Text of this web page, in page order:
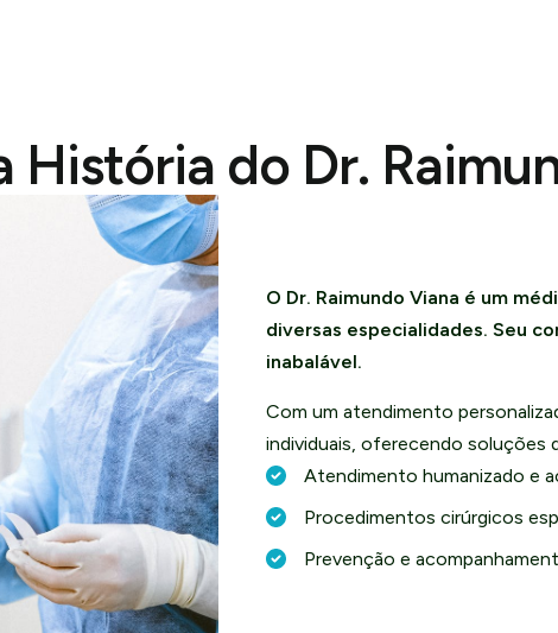
História do Dr.
O Dr. Raimundo Viana é um
diversas especialidades. Seu
inabalável.
Com um atendimento
individuais, oferecendo soluções
Atendimento humanizado e
Procedimentos cirúrgicos
Prevenção e